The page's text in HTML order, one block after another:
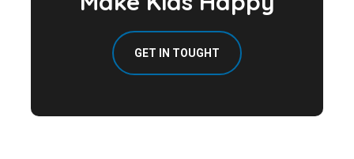
GET IN TOUGHT